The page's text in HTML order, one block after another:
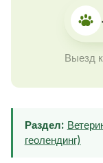
Выезд
Раздел:
геолендинг)